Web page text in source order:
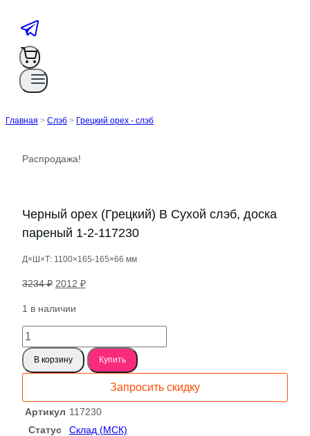
Главная > Слэб > Грецкий орех - слэб
Распродажа!
Черный орех (Грецкий) B Сухой слэб, доска
пареный 1-2-117230
Д×Ш×Т: 1100×165-165×66 мм
3234₽ Первоначальная
составляла
3234 ₽.
2012 ₽Текущая
1 в наличии
Количество
товара
Черный
орех
B
Сухой
В корзину Купить
Запросить скидку
Артикул 117230
Статус
Склад (МСК)